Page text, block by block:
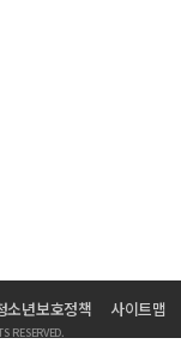
家의 인식
소년보호정책 사이트맵
RESERVED.